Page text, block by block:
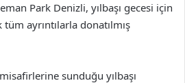
Park Denizli, yılbaşı gecesi için
ayrıntılarla donatılmış
sunduğu yılbaşı